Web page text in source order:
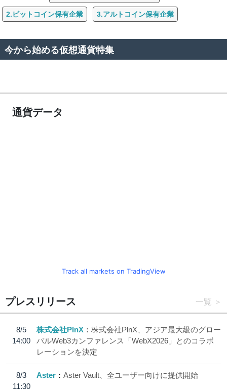
2.ビットコイン保有企業 3.アルトコイン保有企業
今から始める仮想通貨特集
通貨データ
Track all markets on TradingView
プレスリリース 一覧
8/5
14:00
株式会社PlnX
株式会社PlnX、アジア最大級のグロー
バルWeb3カンファレンス「WebX2026」とのコラボ
レーションを決定
8/3
11:30
Aster Aster Vault、全ユーザー向けに提供開始